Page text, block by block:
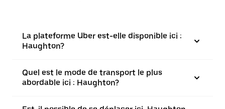
La plateforme Uber est-elle disponible ici :
Haughton?
Quel est le mode de transport le plus
abordable ici : Haughton?